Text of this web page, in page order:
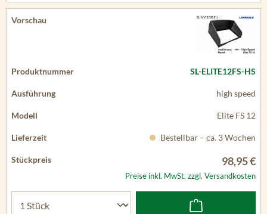
SL-ELITE12FS-HS
high speed
Elite FS 12
Bestellbar – ca. 3 Wochen
98,95 €
Preise inkl. MwSt. zzgl. Versandkosten